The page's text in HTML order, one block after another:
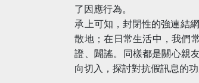
了因應行為。
承上可知，封閉性的強連結
散地；在日常生活中，我們
證、闢謠。同樣都是關心親
向切入，探討對抗假訊息的功